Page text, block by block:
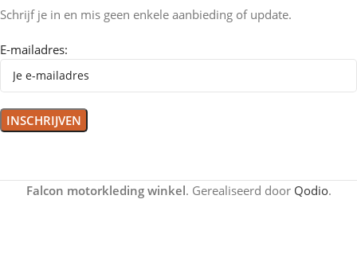
Schrijf je in en mis geen enkele aanbieding of update.
E-mailadres:
Falcon motorkleding winkel. Gerealiseerd door Qodio.